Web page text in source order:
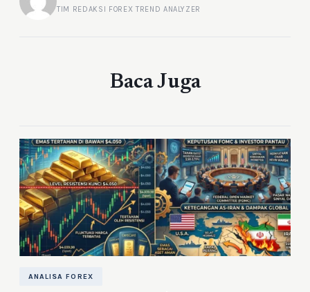
TIM REDAKSI FOREX TREND ANALYZER
Baca Juga
ANALISA FOREX